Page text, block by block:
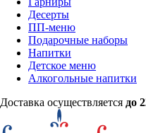
Десерты
ПП-меню
Подарочные наборы
Напитки
Детское меню
Алкогольные напитки
Доставка осуществляется до